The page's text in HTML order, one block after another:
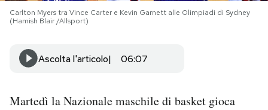
SHOP
CALENDARIO
AREA PERSONALE
Carlton Myers tra Vince Carter e Kevin Garnett alle Olimpiadi di Sydney
(Hamish Blair /Allsport)
Ascolta l'articolo 06:07
Martedì la Nazionale maschile di basket gioca